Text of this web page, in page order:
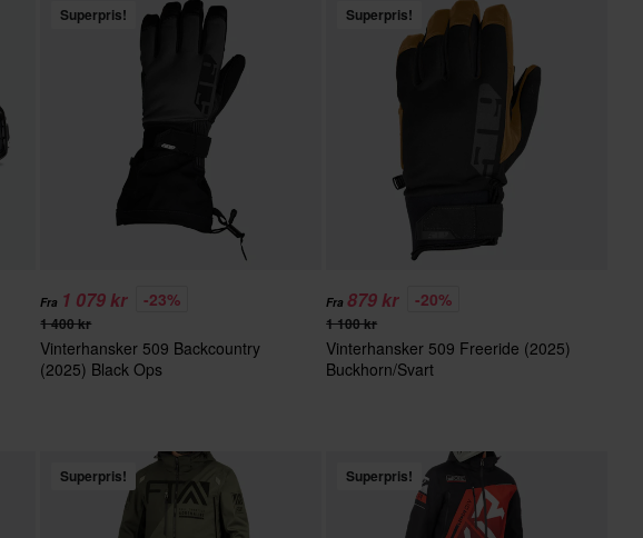
Superpris!
Fra 1 079 kr -23%
1 400 kr
Vinterhansker 509 Backcountry
(2025) Black Ops
Superpris!
Fra879 kr -20%
1 100 kr
Vinterhansker 509 Freeride (2025)
Buckhorn/Svart
Superpris! Superpris!